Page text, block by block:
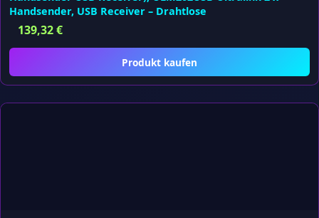
Handsender, USB Receiver – Drahtlose
139,32€
Produkt kaufen